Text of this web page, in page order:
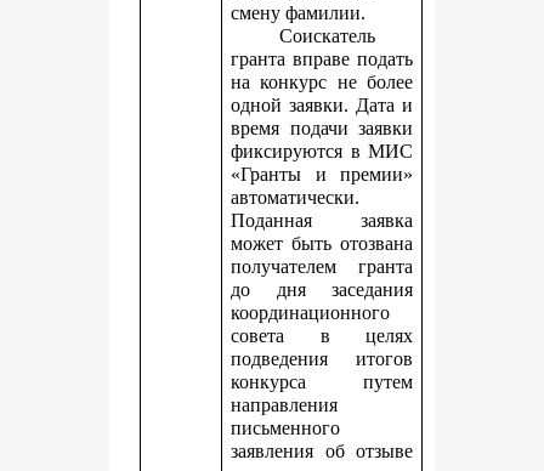
смену фамилии.
Соискатель
гранта вправе подать
на конкурс не более
одной заявки. Дата и
время подачи заявки
фиксируются в МИС
«Гранты и премии»
автоматически.
Поданная заявка
может быть отозвана
получателем гранта
до дня заседания
координационного
совета в целях
подведения итогов
конкурса путем
направления
письменного
заявления об отзыве